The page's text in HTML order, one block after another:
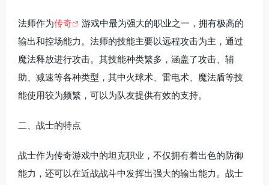
法师作为传奇
游戏中最为强大的职业之一，拥有极高的
输出和控场能力。法师的技能主要以远程攻击为主，通过
魔法释放进行攻击。其技能种类繁多，涵盖了攻击、辅
助、减速等各种类型，其中火球术、雷电术、魔法盾等技
能使用较为频繁，可以为队友提供有效的支持。
二、战士的特点
战士作为传奇游戏中的坦克职业，不仅拥有着出色的防御
能力，还可以在近战战斗中发挥出强大的输出能力。战士